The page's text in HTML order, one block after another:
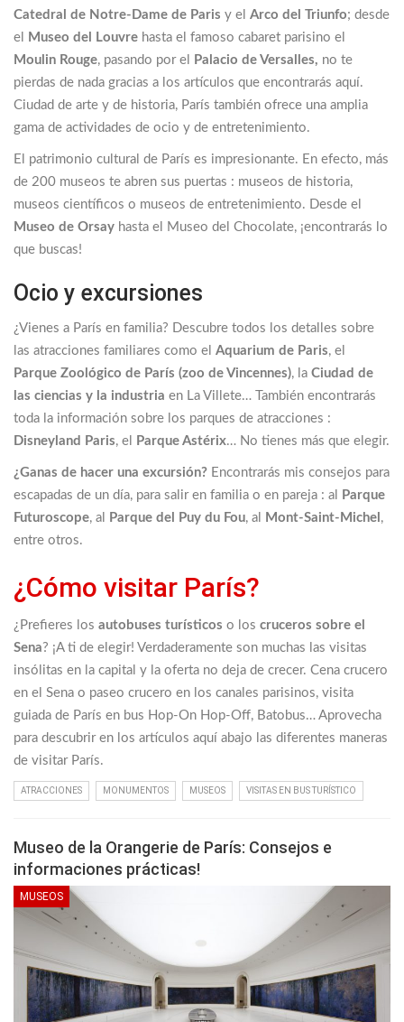
Catedral de Notre-Dame de Paris y el Arco del Triunfo; desde
el
Museo del Louvre hasta el famoso cabaret parisino el
Moulin Rouge, pasando por el Palacio de Versalles, no te
pierdas de nada gracias a los artículos que encontrarás aquí.
Ciudad de arte y de historia, París también ofrece una amplia
gama de actividades de ocio y de entretenimiento.
El patrimonio cultural de París es impresionante. En efecto, más
de 200 museos te abren sus puertas : museos de historia,
museos científicos o museos de entretenimiento. Desde el
Museo de Orsay hasta el Museo del Chocolate, ¡encontrarás lo
que buscas!
Ocio y excursiones
¿Vienes a París en familia? Descubre todos los detalles sobre
las atracciones familiares como el Aquarium de Paris, el
Parque Zoológico de París (zoo de Vincennes), la Ciudad de
las ciencias y la industria en La Villete… También encontrarás
toda la información sobre los parques de atracciones :
Disneyland Paris, el Parque Astérix… No tienes más que elegir.
¿Ganas de hacer una excursión? Encontrarás mis consejos para
escapadas de un día, para salir en familia o en pareja : al
Parque
Futuroscope, al Parque del Puy du Fou, al Mont-Saint-Michel ,
entre otros.
¿Cómo visitar París?
¿Prefieres los autobuses turísticos o los cruceros sobre el
Sena? ¡A ti de elegir! Verdaderamente son muchas las visitas
insólitas en la capital y la oferta no deja de crecer. Cena crucero
en el Sena o paseo crucero en los canales parisinos, visita
guiada de París en bus Hop-On Hop-Off, Batobus… Aprovecha
para descubrir en los artículos aquí abajo las diferentes maneras
de visitar París.
ATRACCIONES MONUMENTOS MUSEOS VISITAS EN BUS TURÍSTICO
Museo de la Orangerie de París: Consejos e
informaciones prácticas!
MUSEOS